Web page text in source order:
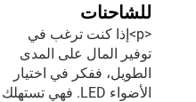
للشاحنات
<p>إذا كنت ترغب في
توفير المال على المدى
الطويل، ففكر في اختيار
الأضواء LED. فهي تستهلك